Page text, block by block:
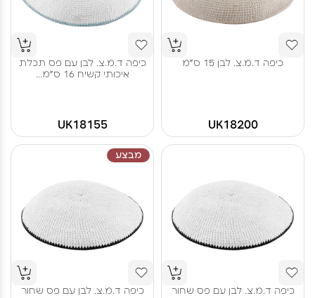
כיפה ד.מ.צ. לבן 15 ס"מ
UK18200
כיפה ד.מ.צ. לבן עם פס תכלת
איכותי קשיח 16 ס"מ...
UK18155
כיפה ד.מ.צ. לבן עם פס שחור
מבצע
כיפה ד.מ.צ. לבן עם פס שחור